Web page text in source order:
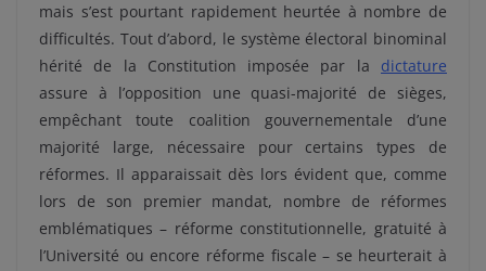
mais s’est pourtant rapidement heurtée à nombre de
difficultés. Tout d’abord, le système électoral binominal
hérité de la Constitution imposée par la dictature
assure à l’opposition une quasi-majorité de sièges,
empêchant toute coalition gouvernementale d’une
majorité large, nécessaire pour certains types de
réformes. Il apparaissait dès lors évident que, comme
lors de son premier mandat, nombre de réformes
emblématiques – réforme constitutionnelle, gratuité à
l’Université ou encore réforme fiscale – se heurterait à